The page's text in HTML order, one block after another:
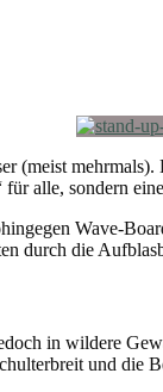
(meist
alle, sondern
Wave-
durch die
in wildere
und die